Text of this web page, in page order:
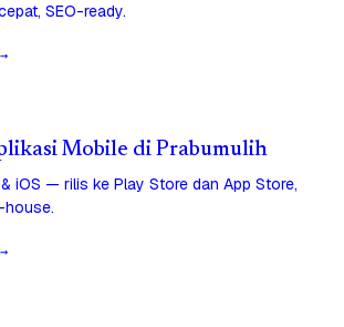
SEO-ready.
Mobile di Prabumulih
iOS — rilis ke Play Store dan App Store,
house.